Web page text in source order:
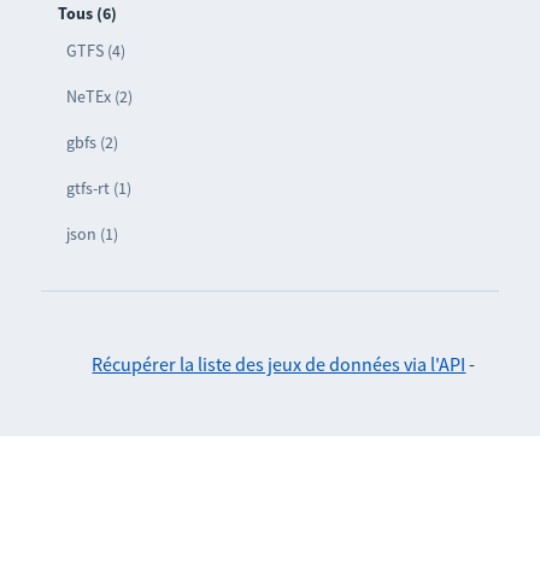
Tous (6)
GTFS (4)
NeTEx (2)
gbfs (2)
gtfs-rt (1)
json (1)
Récupérer la liste des jeux de données via l'API -